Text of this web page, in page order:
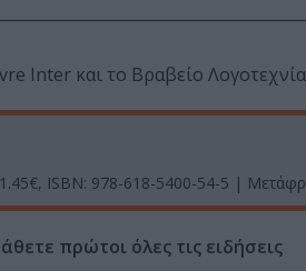
Inter και το Βραβείο
ISBN: 978-618-5400-54-5 |
πρώτοι όλες τις ειδήσεις